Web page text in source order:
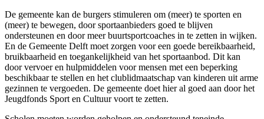
De gemeente kan de burgers stimuleren om (meer) te sporten en
(meer) te bewegen, door sportaanbieders goed te blijven
ondersteunen en door meer buurtsportcoaches in te zetten in wijken.
En de Gemeente Delft moet zorgen voor een goede bereikbaarheid,
bruikbaarheid en toegankelijkheid van het sportaanbod. Dit kan
door vervoer en hulpmiddelen voor mensen met een beperking
beschikbaar te stellen en het clublidmaatschap van kinderen uit arme
gezinnen te vergoeden. De gemeente doet hier al goed aan door het
Jeugdfonds Sport en Cultuur voort te zetten.